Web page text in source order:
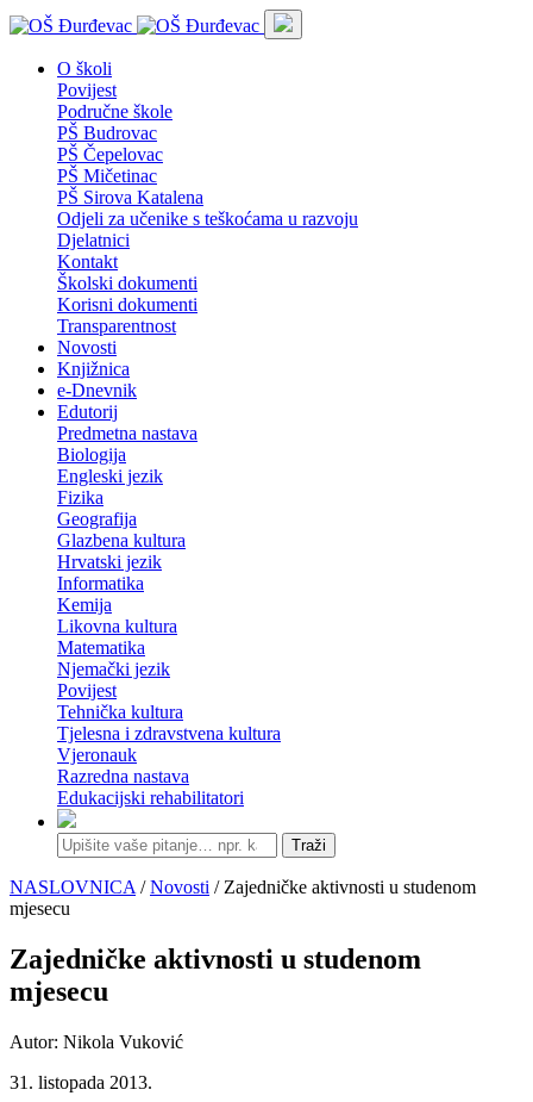
O školi
Povijest
Područne škole
PŠ Budrovac
PŠ Čepelovac
PŠ Mičetinac
PŠ Sirova Katalena
Odjeli za učenike s teškoćama u razvoju
Djelatnici
Kontakt
Školski dokumenti
Korisni dokumenti
Transparentnost
Novosti
Knjižnica
e-Dnevnik
Edutorij
Predmetna nastava
Biologija
Engleski jezik
Fizika
Geografija
Glazbena kultura
Hrvatski jezik
Informatika
Kemija
Likovna kultura
Matematika
Njemački jezik
Povijest
Tehnička kultura
Tjelesna i zdravstvena kultura
Vjeronauk
Razredna nastava
Edukacijski rehabilitatori
Traži
NASLOVNICA /Novosti / Zajedničke aktivnosti u studenom
mjesecu
Zajedničke aktivnosti u studenom
mjesecu
Autor: Nikola Vuković
31. listopada 2013.